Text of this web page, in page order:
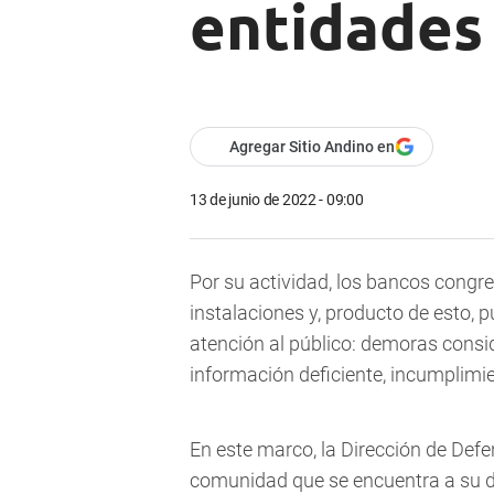
entidades
Agregar Sitio Andino en
13 de junio de 2022 - 09:00
Por su actividad, los bancos
instalaciones y, producto de esto,
atención al público: demoras
información deficiente,
En este marco, la Dirección de
comunidad que se encuentra a su